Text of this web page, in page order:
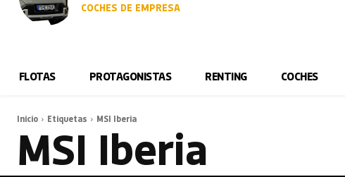
COCHES DE EMPRESA
FLOTAS PROTAGONISTAS RENTING COCHES
Inicio Etiquetas MSI Iberia
MSI Iberia